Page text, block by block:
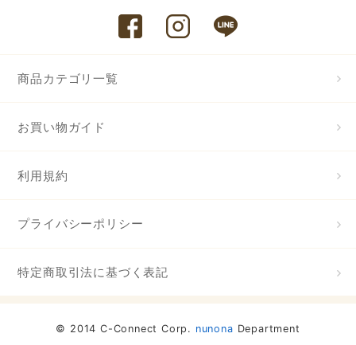
商品カテゴリ一覧
お買い物ガイド
利用規約
プライバシーポリシー
特定商取引法に基づく表記
© 2014 C-Connect Corp. nunona Department